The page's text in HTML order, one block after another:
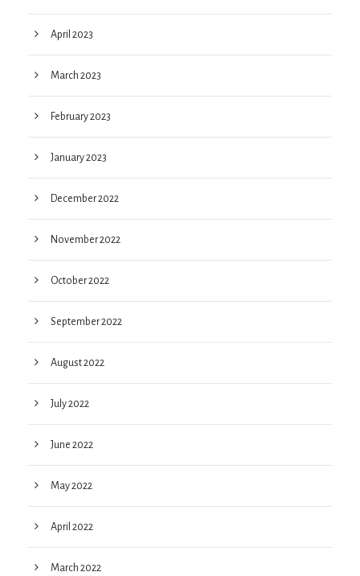
April 2023
March 2023
February 2023
January 2023
December 2022
November 2022
October 2022
September 2022
August 2022
July 2022
June 2022
May 2022
April 2022
March 2022